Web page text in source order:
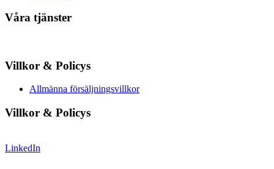
Våra tjänster
Villkor & Policys
Allmänna försäljningsvillkor
Villkor & Policys
LinkedIn